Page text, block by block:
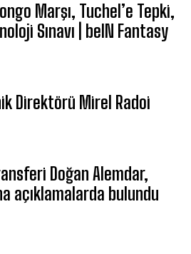
Marşı, Tuchel’e Tepki,
Sınavı | beIN Fantasy
Direktörü Mirel Radoi
Doğan Alemdar,
açıklamalarda bulundu